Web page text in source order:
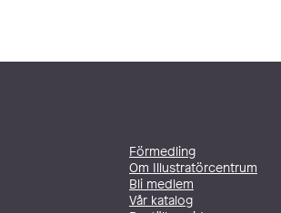
Förmedling
Om Illustratörcentrum
Bli medlem
Vår katalog